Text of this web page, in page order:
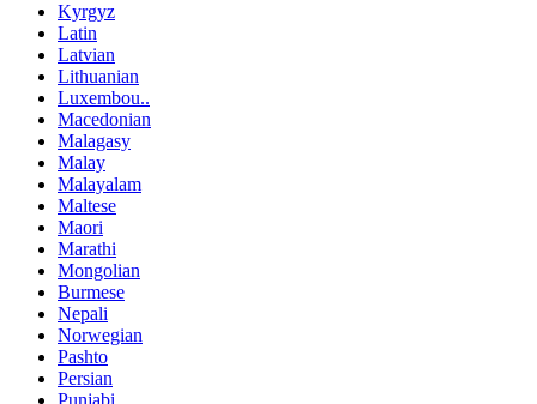
Kyrgyz
Latin
Latvian
Lithuanian
Luxembou..
Macedonian
Malagasy
Malay
Malayalam
Maltese
Maori
Marathi
Mongolian
Burmese
Nepali
Norwegian
Pashto
Persian
Punjabi